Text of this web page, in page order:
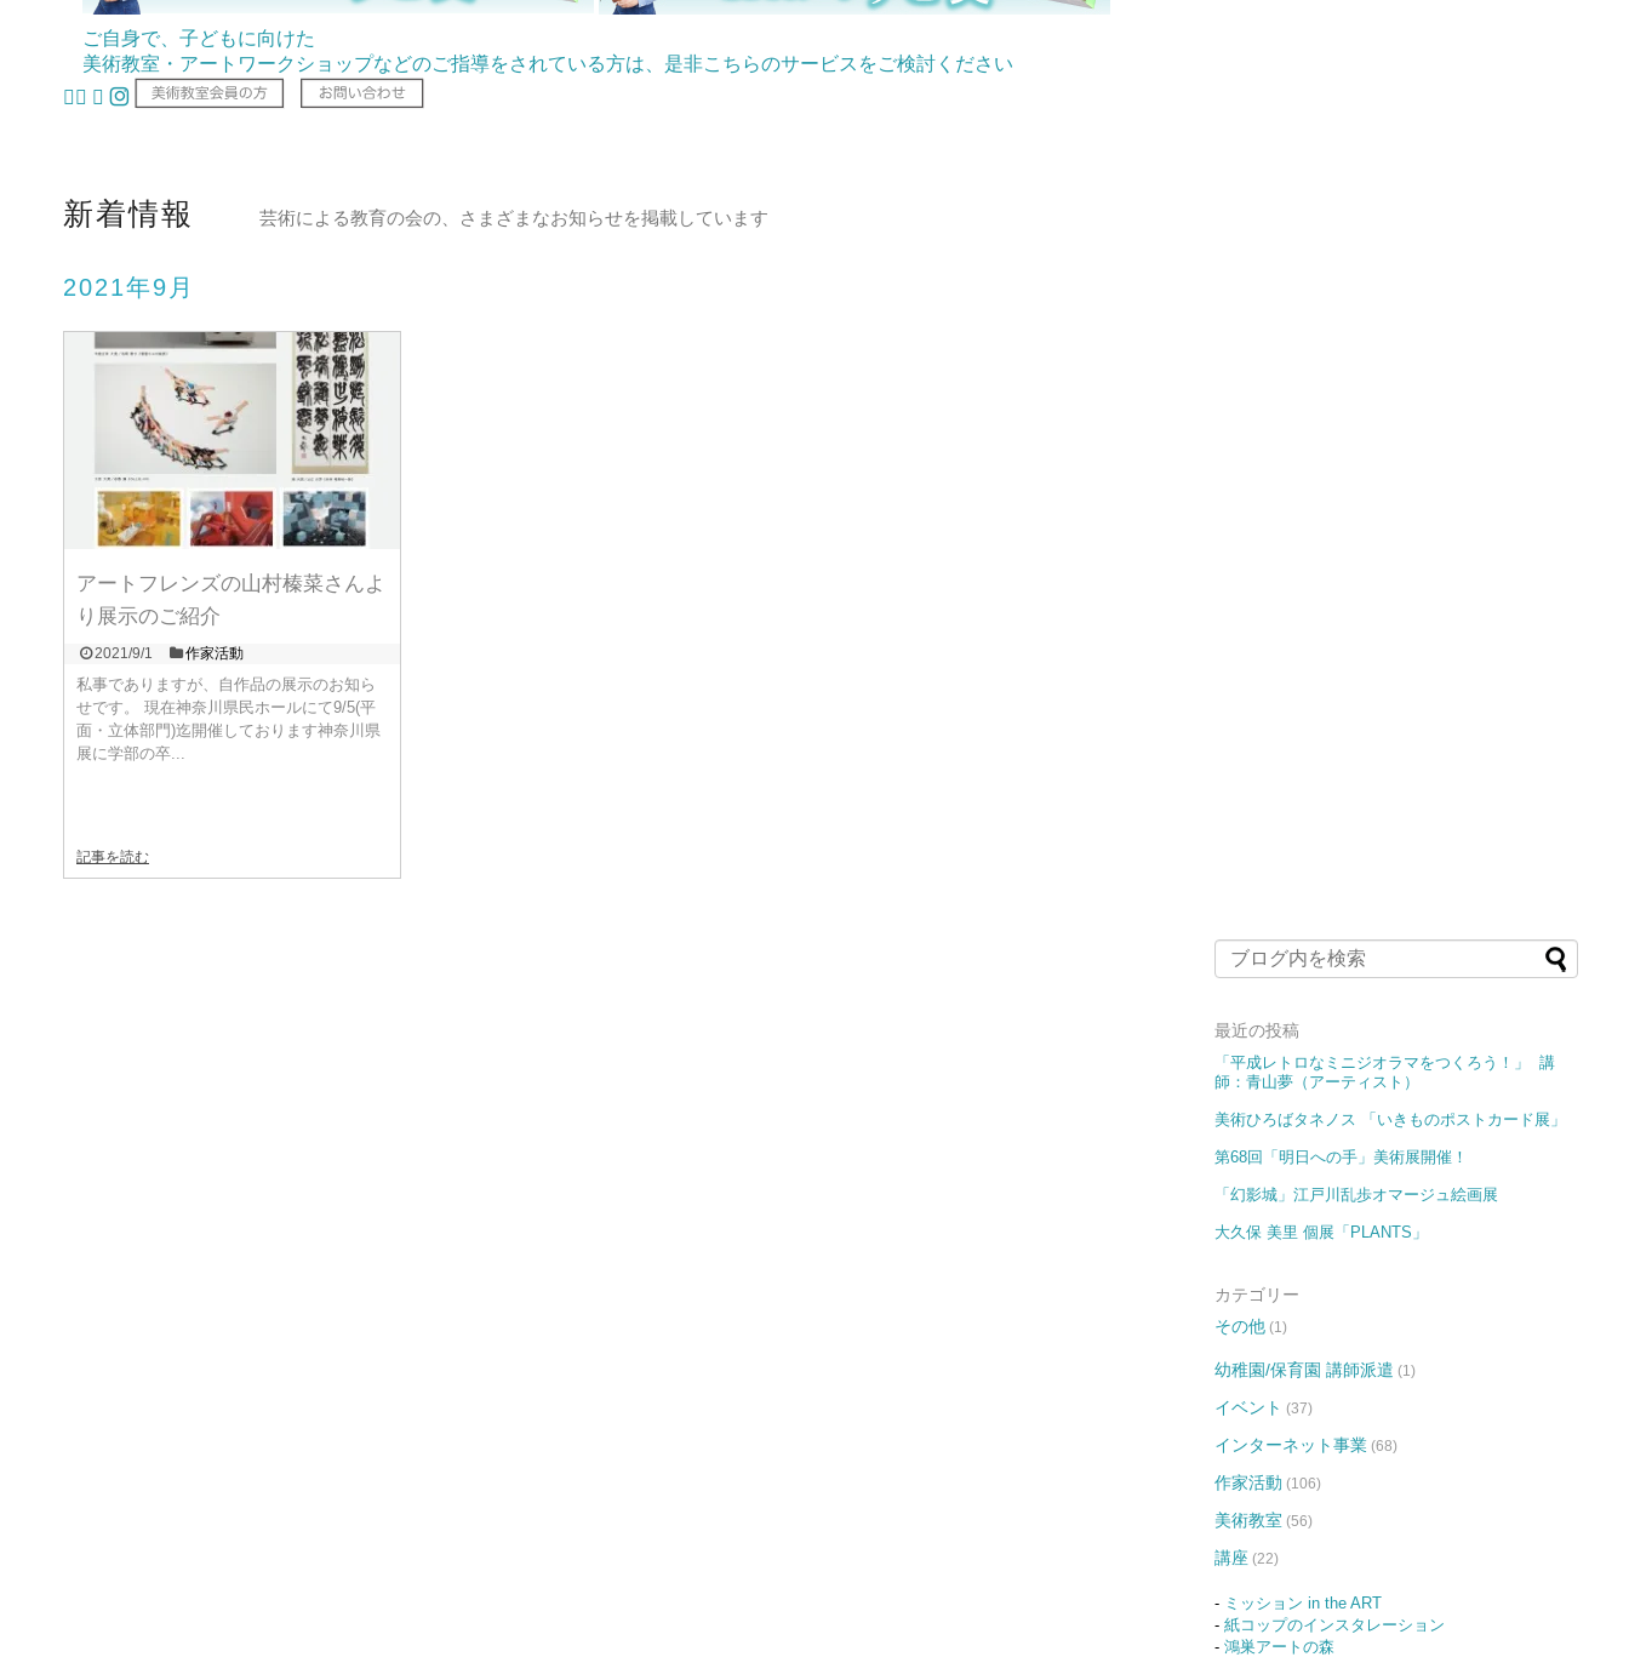
ご自身で、子どもに向けた
美術教室・アートワークショップなどのご指導をされている方は、是非こちらのサービスをご検討ください
新着情報 芸術による教育の会の、さまざまなお知らせを掲載しています
2021年9月
アートフレンズの山村榛菜さんよ
り展示のご紹介
2021/9/1 作家活動
私事でありますが、自作品の展示のお知ら
せです。 現在神奈川県民ホールにて9/5(平
面・立体部門)迄開催しております神奈川県
展に学部の卒...
記事を読む
最近の投稿
「平成レトロなミニジオラマをつくろう！」 講
師：青山夢（アーティスト）
美術ひろばタネノス 「いきものポストカード展​​」
第68回「明日への手」美術展開催！
「幻影城」江戸川乱歩オマージュ絵画展
大久保 美里 個展「PLANTS」
カテゴリー
その他 (1)
幼稚園/保育園 講師派遣 (1)
イベント (37)
インターネット事業 (68)
作家活動 (106)
美術教室 (56)
講座 (22)
- ミッション in the ART
- 紙コップのインスタレーション
- 鴻巣アートの森